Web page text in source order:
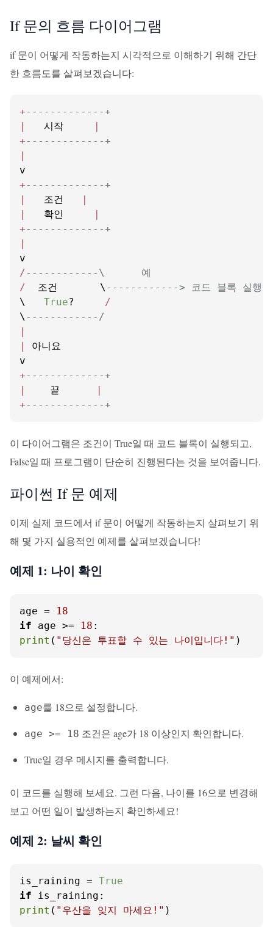
If 문의 흐름 다이어그램
if 문이 어떻게 작동하는지 시각적으로 이해하기 위해 간단
한 흐름도를 살펴보겠습니다:
+-------------+
|
   시작
|
+-------------+
|
+-------------+
|
   조건
|
|
   확인
|
+-------------+
|
/------------\      예
/
  조건       \
------------> 코드 블록 실행
\ True? /
\ ------------/
|
|
아니요
+-------------+
|
    끝
|
+-------------+
이 다이어그램은 조건이 True일 때 코드 블록이 실행되고,
False일 때 프로그램이 단순히 진행된다는 것을 보여줍니다.
파이썬 If 문 예제
이제 실제 코드에서 if 문이 어떻게 작동하는지 살펴보기 위
해 몇 가지 실용적인 예제를 살펴보겠습니다!
예제 1: 나이 확인
age =
18
if age >= 18
print ( "당신은 투표할 수 있는 나이입니다!" )
이 예제에서:
age를 18으로 설정합니다.
age >= 18 조건은 age가 18 이상인지 확인합니다.
True일 경우 메시지를 출력합니다.
이 코드를 실행해 보세요. 그런 다음, 나이를 16으로 변경해
보고 어떤 일이 발생하는지 확인하세요!
예제 2: 날씨 확인
is_raining = True
if
print ( "우산을 잊지 마세요!" )